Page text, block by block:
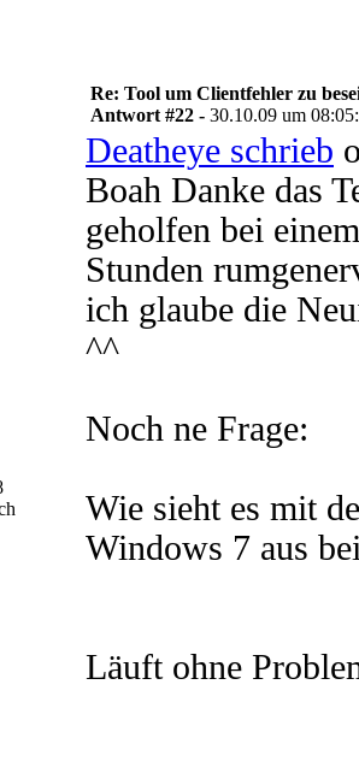
Re: Tool um Clientfehler zu
Antwort #22 - 30.10.09 um
Deatheye schrieb
Boah Danke das
geholfen bei
Stunden
ich glaube die
^^
Noch ne Frage:
Wie sieht es mit
Windows 7 aus
Läuft ohne